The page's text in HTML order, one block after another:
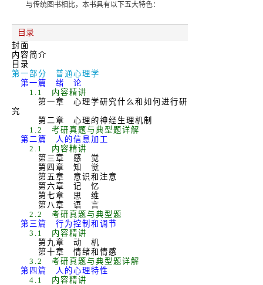
与传统图书相比，本书具有以下五大特色：
目录
封面
内容简介
目录
第一部分 普通心理学
第一篇 绪 论
1.1
内容精讲
第一章 心理学研究什么和如何进行研
究
第二章 心理的神经生理机制
1.2
考研真题与典型题详解
第二篇 人的信息加工
2.1
内容精讲
第三章 感 觉
第四章 知 觉
第五章 意识和注意
第六章 记 忆
第七章 思 维
第八章 语 言
2.2
考研真题与典型题
第三篇 行为控制和调节
3.1
内容精讲
第九章 动 机
第十章 情绪和情感
3.2
考研真题与典型题详解
第四篇 人的心理特性
4.1
内容精讲